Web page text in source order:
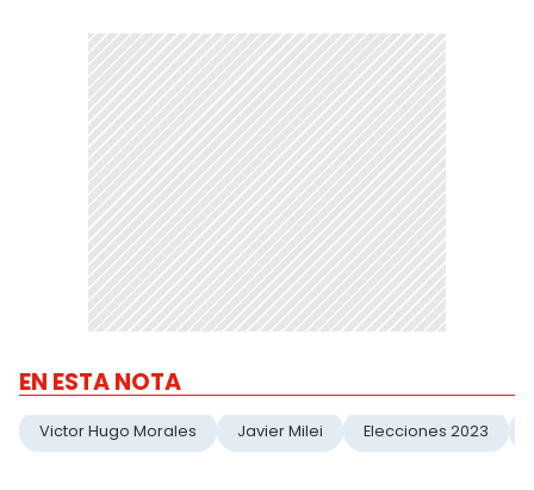
EN ESTA NOTA
Victor Hugo Morales Javier Milei Elecciones 2023